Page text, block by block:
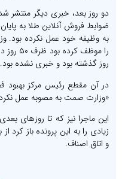
دو روز بعد، خبری دیگر منتشر
ضوابط فروش آنلاین طلا به
به وظیفه خود عمل نکرده بود.
روز گذشته بود و خبری نشده بود.
در آن مقطع رئیس مرکز بهبود
«وزارت صمت به مصوبه عمل
این ماجرا نیز که تا روزهای
زیادی را به این پرونده باز کرد
و اتاق اصناف.